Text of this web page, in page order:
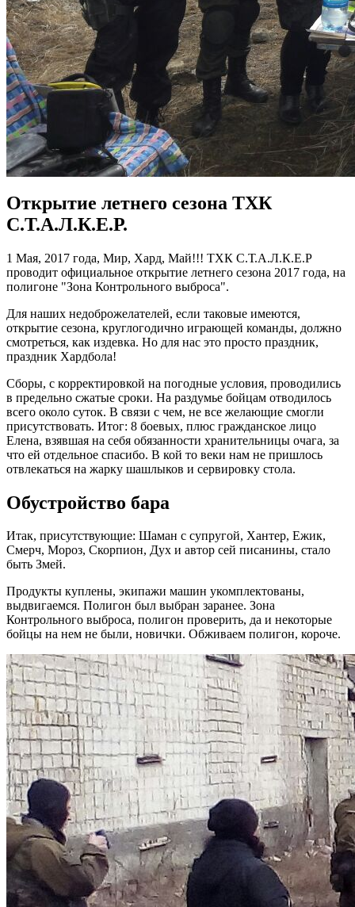
Открытие летнего сезона ТХК
С.Т.А.Л.К.Е.Р.
1 Мая, 2017 года, Мир, Хард, Май!!! ТХК С.Т.А.Л.К.Е.Р
проводит официальное открытие летнего сезона 2017 года, на
полигоне "Зона Контрольного выброса".
Для наших недоброжелателей, если таковые имеются,
открытие сезона, круглогодично играющей команды, должно
смотреться, как издевка. Но для нас это просто праздник,
праздник Хардбола!
Сборы, с корректировкой на погодные условия, проводились
в предельно сжатые сроки. На раздумье бойцам отводилось
всего около суток. В связи с чем, не все желающие смогли
присутствовать. Итог: 8 боевых, плюс гражданское лицо
Елена, взявшая на себя обязанности хранительницы очага, за
что ей отдельное спасибо. В кой то веки нам не пришлось
отвлекаться на жарку шашлыков и сервировку стола.
Обустройство бара
Итак, присутствующие: Шаман с супругой, Хантер, Ежик,
Смерч, Мороз, Скорпион, Дух и автор сей писанины, стало
быть Змей.
Продукты куплены, экипажи машин укомплектованы,
выдвигаемся. Полигон был выбран заранее. Зона
Контрольного выброса, полигон проверить, да и некоторые
бойцы на нем не были, новички. Обживаем полигон, короче.